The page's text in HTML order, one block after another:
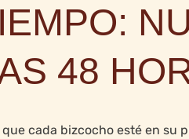
48
cada bizcocho esté en su